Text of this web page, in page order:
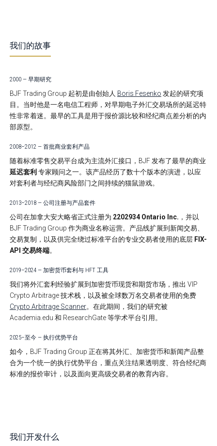
我们的故事
2000 — 早期研究
BJF Trading Group 起初是由创始人 Boris Fesenko 发起的研究项
目。当时他是一名电信工程师，对早期电子外汇交易场所的延迟特
性非常着迷。最早的工具是用于报价源比较和经纪商点差分析的内
部原型。
2008–2012 — 首批商业套利产品
随着标准零售交易平台成为主流外汇接口，BJF 发布了最早的商业
延迟套利 专家顾问之一。该产品经历了数十个版本的演进，以应
对套利者与经纪商风险部门之间持续的猫鼠游戏。
2013–2018 — 公司注册与产品套件
公司在加拿大安大略省正式注册为 2202934 Ontario Inc. ，并以
BJF Trading Group 作为商业名称运营。产品线扩展到新闻交易、
交易复制，以及供完全绕过标准平台的专业交易者使用的底层 FIX-
API 交易终端。
2019–2024 — 加密货币套利与 HFT 工具
我们将外汇套利经验扩展到加密货币现货和期货市场，推出 VIP
Crypto Arbitrage 技术栈，以及被全球数万名交易者使用的免费
Crypto Arbitrage Scanner。在此期间，我们的研究被
Academia.edu 和 ResearchGate 等学术平台引用。
2025–至今 — 执行优势平台
如今，BJF Trading Group 正在将其外汇、加密货币和新闻产品整
合为一个统一的执行优势平台，重点关注结果透明度、符合经纪商
标准的报价审计，以及面向更高级交易者的教育内容。
我们开发什么